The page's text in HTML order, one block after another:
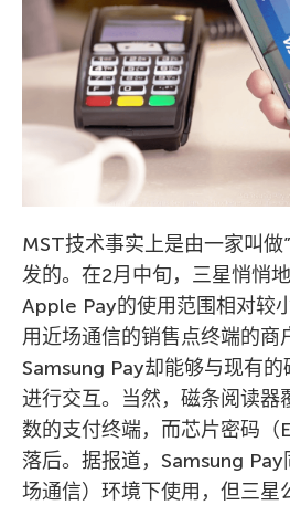
MST技术事实上是由一家叫
发的。在2月中旬，三星悄悄
Apple Pay的使用范围相对较
用近场通信的销售点终端的商
Samsung Pay却能够与现有
进行交互。当然，磁条阅读器
数的支付终端，而芯片密码（
落后。据报道，Samsung
场通信）环境下使用，但三星